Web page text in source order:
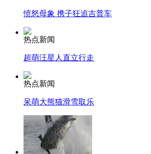
愤怒母象 携子狂追吉普车
热点新闻
超萌汪星人直立行走
热点新闻
呆萌大熊猫滑雪取乐